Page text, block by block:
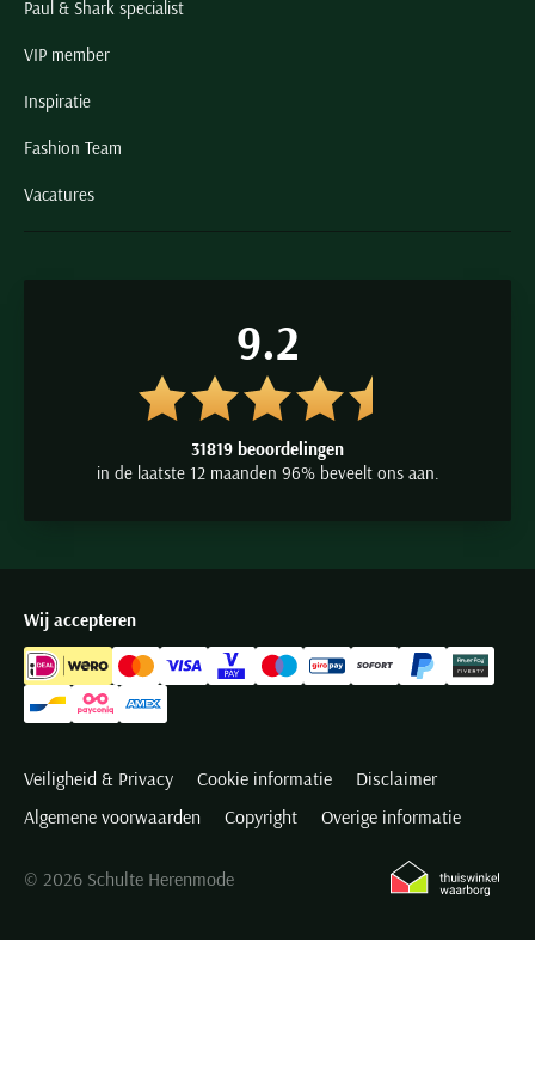
Paul & Shark specialist
VIP member
Inspiratie
Fashion Team
Vacatures
9.2
31819 beoordelingen
in de laatste 12 maanden 96% beveelt ons aan.
Wij accepteren
Veiligheid & Privacy Cookie informatie
Disclaimer
Algemene voorwaarden
Copyright Overige informatie
© 2026 Schulte Herenmode